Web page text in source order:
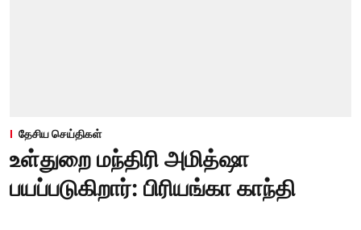
தேசிய செய்திகள்
உள்துறை மந்திரி அமித்ஷா
பயப்படுகிறார்: பிரியங்கா காந்தி